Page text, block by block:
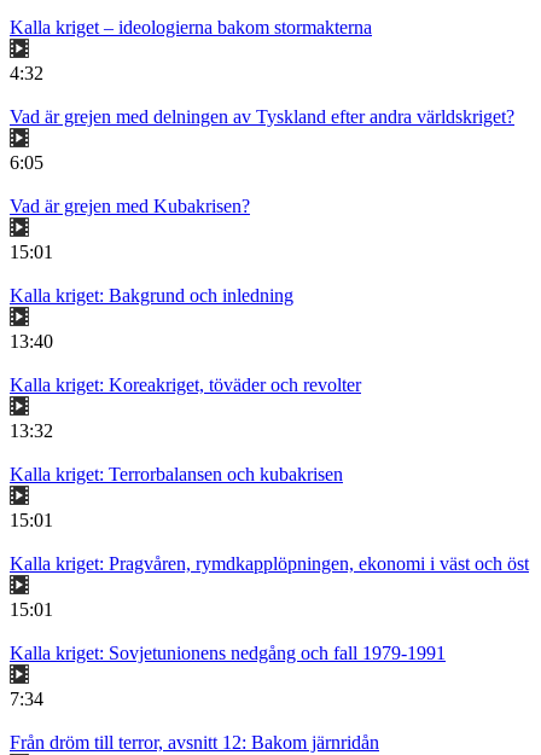
Kalla kriget – ideologierna bakom stormakterna
4:32
Vad är grejen med delningen av Tyskland efter andra världskriget?
6:05
Vad är grejen med Kubakrisen?
15:01
Kalla kriget: Bakgrund och inledning
13:40
Kalla kriget: Koreakriget, töväder och revolter
13:32
Kalla kriget: Terrorbalansen och kubakrisen
15:01
Kalla kriget: Pragvåren, rymdkapplöpningen, ekonomi i väst och öst
15:01
Kalla kriget: Sovjetunionens nedgång och fall 1979-1991
7:34
Från dröm till terror, avsnitt 12: Bakom järnridån